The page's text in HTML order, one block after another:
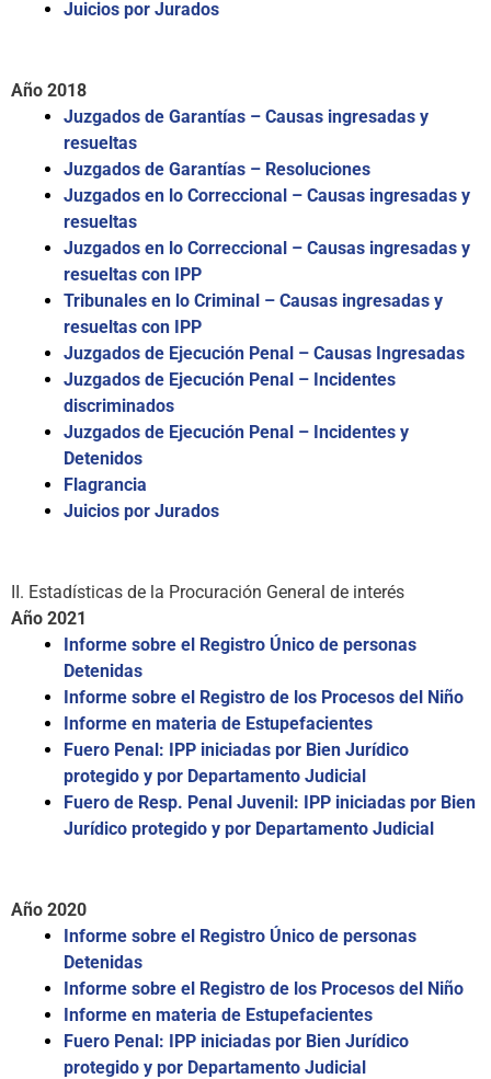
Juicios por Jurados
Año 2018
Juzgados de Garantías – Causas ingresadas y
resueltas
Juzgados de Garantías – Resoluciones
Juzgados en lo Correccional – Causas ingresadas y
resueltas
Juzgados en lo Correccional – Causas ingresadas y
resueltas con IPP
Tribunales en lo Criminal – Causas ingresadas y
resueltas con IPP
Juzgados de Ejecución Penal – Causas Ingresadas
Juzgados de Ejecución Penal – Incidentes
discriminados
Juzgados de Ejecución Penal – Incidentes y
Detenidos
Flagrancia
Juicios por Jurados
II. Estadísticas de la Procuración General de interés
Año 2021
Informe sobre el Registro Único de personas
Detenidas
Informe sobre el Registro de los Procesos del Niño
Informe en materia de Estupefacientes
Fuero Penal: IPP iniciadas por Bien Jurídico
protegido y por Departamento Judicial
Fuero de Resp. Penal Juvenil: IPP iniciadas por Bien
Jurídico protegido y por Departamento Judicial
Año 2020
Informe sobre el Registro Único de personas
Detenidas
Informe sobre el Registro de los Procesos del Niño
Informe en materia de Estupefacientes
Fuero Penal: IPP iniciadas por Bien Jurídico
protegido y por Departamento Judicial